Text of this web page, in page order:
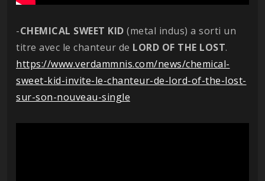
-CHEMICAL SWEET KID (metal indus) a sorti un
titre avec le chanteur de LORD OF THE LOST.
https://www.verdammnis.com/news/chemical-
sweet-kid-invite-le-chanteur-de-lord-of-the-lost-
sur-son-nouveau-single